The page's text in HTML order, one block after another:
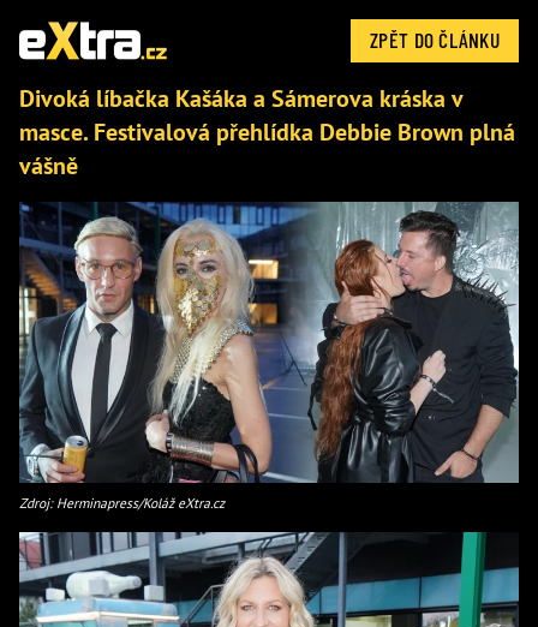
ZPĚT DO ČLÁNKU
Divoká líbačka Kašáka a Sámerova kráska v
masce. Festivalová přehlídka Debbie Brown plná
vášně
Zdroj: Herminapress/Koláž eXtra.cz